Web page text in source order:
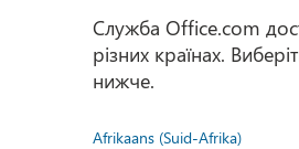
Служба Office.com
різних країнах.
нижче.
Afrikaans (Suid-Afrika)